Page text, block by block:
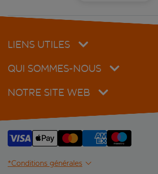
Leonardo Hotel Barcelona Gran Via
Ofelias Hotel
Pestana Arena Barcelona
TWO Hotel Barcelona by Axel Adults Only
Villa Emilia
LIENS UTILES
QUI SOMMES-NOUS
NOTRE SITE WEB
*Conditions générales